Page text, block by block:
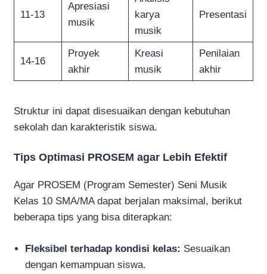
11-13
Apresiasi
musik
karya
musik
Presentasi
14-16
Proyek
akhir
Kreasi
musik
Penilaian
akhir
Struktur ini dapat disesuaikan dengan kebutuhan
sekolah dan karakteristik siswa.
Tips Optimasi PROSEM agar Lebih Efektif
Agar PROSEM (Program Semester) Seni Musik
Kelas 10 SMA/MA dapat berjalan maksimal, berikut
beberapa tips yang bisa diterapkan:
Fleksibel terhadap kondisi kelas: Sesuaikan
dengan kemampuan siswa.